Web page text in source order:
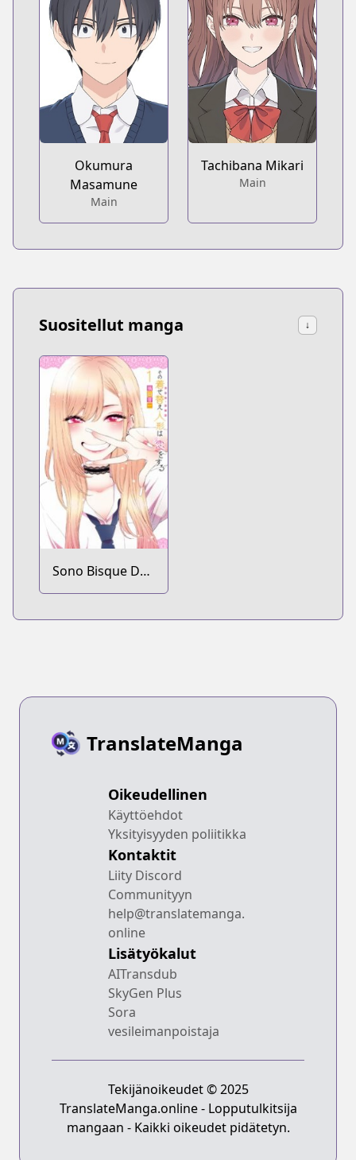
Okumura
Masamune
Main
Tachibana Mikari
Main
Suositellut manga ↓
Sono Bisque Doll
wa Koi wo Suru
TranslateManga
Oikeudellinen
Käyttöehdot
Yksityisyyden poliitikka
Kontaktit
Liity Discord
Communityyn
help@translatemanga.
online
Lisätyökalut
AITransdub
SkyGen Plus
Sora
vesileimanpoistaja
Tekijänoikeudet © 2025
TranslateManga.online - Lopputulkitsija
mangaan - Kaikki oikeudet pidätetyn.